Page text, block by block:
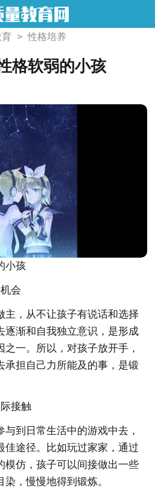
育 > 性格培养
格软弱的小孩
小孩
会
主，从不让孩子有说话和选择
逐渐和自我独立意识，是形成
一。所以，对孩子放开手，
承担自己力所能及的事，是锻
接触
到日常生活中的游戏中去，
佳途径。比如玩过家家，通过
模仿，孩子可以间接做出一些
，慢慢地得到锻炼。